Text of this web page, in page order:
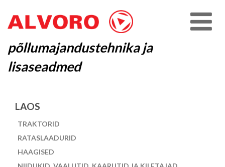
põllumajandustehnika ja
lisaseadmed
LAOS
TRAKTORID
RATASLAADURID
HAAGISED